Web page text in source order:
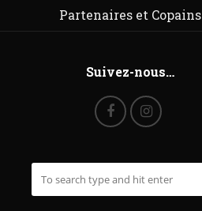
Partenaires et Copains
Suivez-nous…